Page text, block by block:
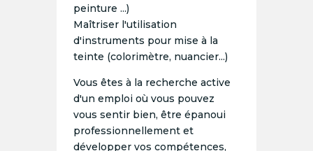
peinture ...)
Maîtriser l'utilisation
d'instruments pour mise à la
teinte (colorimètre, nuancier...)
Vous êtes à la recherche active
d'un emploi où vous pouvez
vous sentir bien, être épanoui
professionnellement et
développer vos compétences,